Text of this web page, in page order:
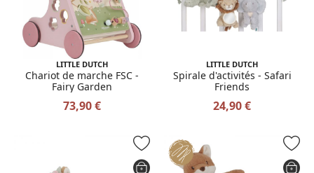
LITTLE DUTCH
Chariot de marche FSC -
Fairy Garden
73,90 €
LITTLE DUTCH
Spirale d'activités - Safari
Friends
24,90 €